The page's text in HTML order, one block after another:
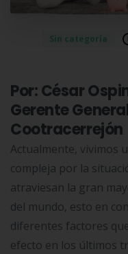
Sin categoría
Por: César
Gerente
Cootracerrejón
Actualmente, vivimos
compleja por la
atraviesan la gran
del mundo, esto en
diferentes factores
efecto en los últimos